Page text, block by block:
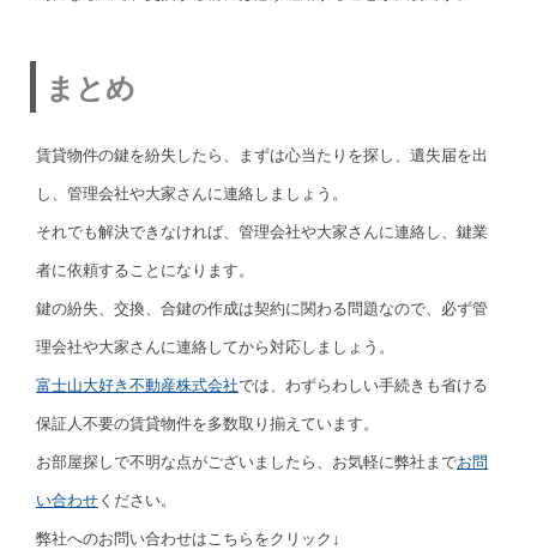
まとめ
賃貸物件の鍵を紛失したら、まずは心当たりを探し、遺失届を出
し、管理会社や大家さんに連絡しましょう。
それでも解決できなければ、管理会社や大家さんに連絡し、鍵業
者に依頼することになります。
鍵の紛失、交換、合鍵の作成は契約に関わる問題なので、必ず管
理会社や大家さんに連絡してから対応しましょう。
富士山大好き不動産株式会社では、わずらわしい手続きも省ける
保証人不要の賃貸物件を多数取り揃えています。
お部屋探しで不明な点がございましたら、お気軽に弊社までお問
い合わせ ください。
弊社へのお問い合わせはこちらをクリック↓